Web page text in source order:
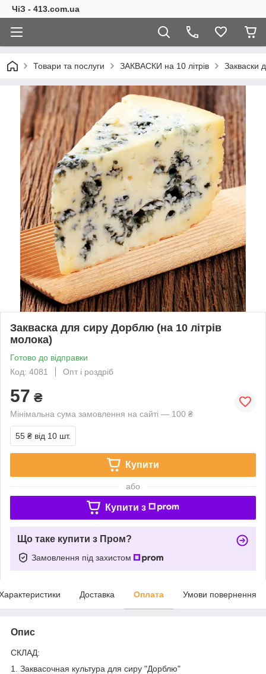
ЧіЗ - 413.com.ua
Товари та послуги ЗАКВАСКИ на 10 літрів Закваски
Закваска для сиру Дорблю (на 10 літрів
молока)
Готово до відправки
Код: 4081
Опт і роздріб
57 ₴
Мінімальна сума замовлення на сайті — 100 ₴
55 ₴ від 10 шт.
Купити
або
Купити з
Що таке купити з Пром?
Замовлення під захистом
Доставка Оплата Умови повернення
Опис
СКЛАД:
1. Заквасочная культура для сиру "Дорблю"